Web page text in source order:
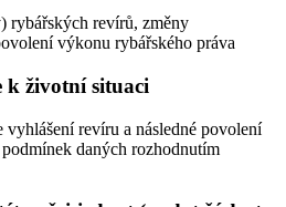
rybářských revírů, změny
výkonu rybářského práva
životní situaci
revíru a následné povolení
daných rozhodnutím